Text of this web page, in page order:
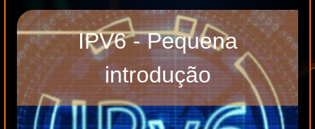
IPV6 - Pequena
introdução